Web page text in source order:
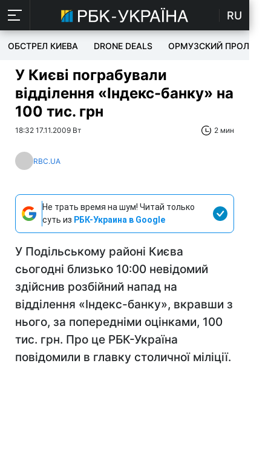
RU
ОБСТРЕЛ КИЕВА DRONE DEALS ОРМУЗСКИЙ ПРОЛИВ
У Києві пограбували
відділення «Індекс-банку» на
100 тис. грн
18:32 17.11.2009 Вт 2 мин
RBC.UA
Не трать время на шум! Читай только
суть из РБК-Украина в Google
У Подільському районі Києва
сьогодні близько 10:00 невідомий
здійснив розбійний напад на
відділення «Індекс-банку», вкравши з
нього, за попередніми оцінками, 100
тис. грн. Про це РБК-Україна
повідомили в главку столичної міліції.